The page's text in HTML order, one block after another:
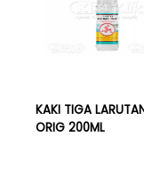
KAKI TIGA
ORIG 200ML